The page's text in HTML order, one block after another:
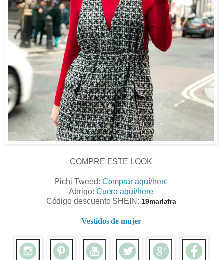
COMPRE ESTE LOOK
Pichi Tweed: Comprar aquí/here
Abrigo: Cuero aquí/here
Código descuento SHEIN: 19marlafra
Vestidos de mujer